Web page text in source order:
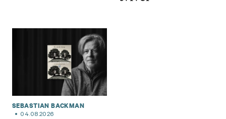
SEBASTIAN BACKMAN
04.08.2026